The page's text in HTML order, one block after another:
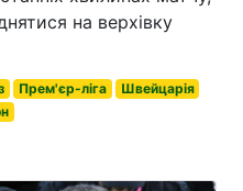
на верхівку
Прем'єр-ліга
Швейцарія